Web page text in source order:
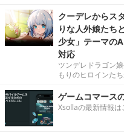
クーデレからス
りな人外娘たち
少女」テーマの
対応
ツンデレドラゴン
もりのヒロインた
ゲームコマース
Xsollaの最新情報は